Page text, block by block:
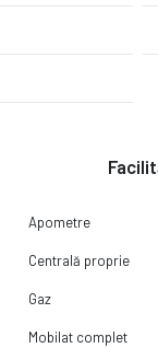
Apometre
Centrală proprie
Gaz
Mobilat complet